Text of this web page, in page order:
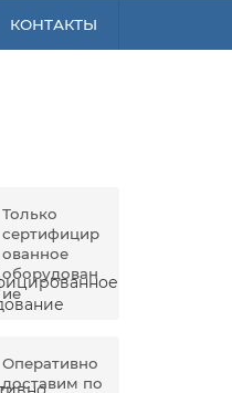
КОНТАКТЫ
Только
сертифицир
ованное
оборудован
ие
Оперативно
доставим по